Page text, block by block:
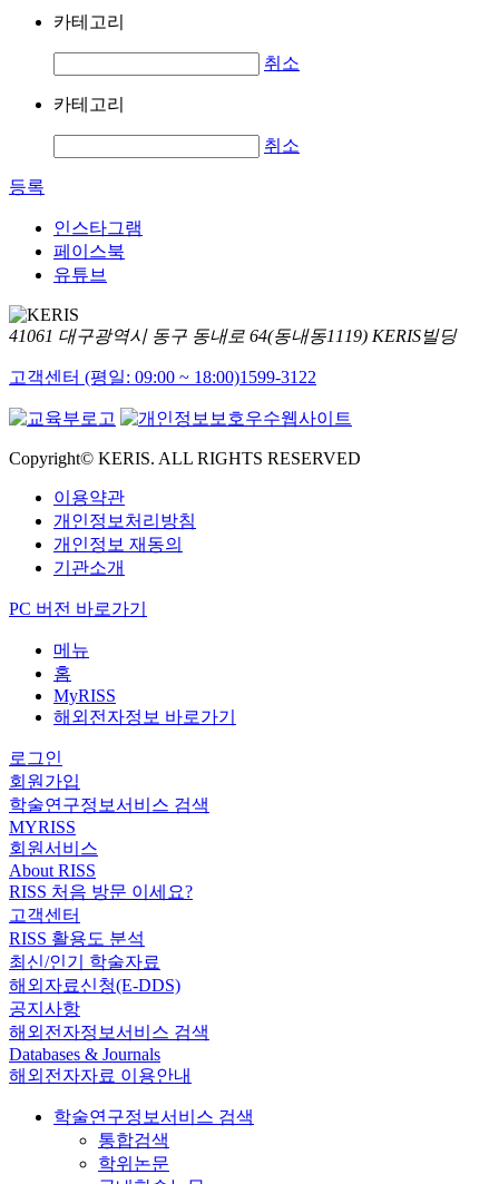
카테고리
취소
카테고리
취소
등록
인스타그램
페이스북
유튜브
41061 대구광역시 동구 동내로 64(동내동1119) KERIS빌딩
고객센터 (평일: 09:00 ~ 18:00)1599-3122
Copyright© KERIS. ALL RIGHTS RESERVED
이용약관
개인정보처리방침
개인정보 재동의
기관소개
PC 버전 바로가기
메뉴
홈
MyRISS
해외전자정보 바로가기
로그인
회원가입
학술연구정보서비스 검색
MYRISS
회원서비스
About RISS
RISS 처음 방문 이세요?
고객센터
RISS 활용도 분석
최신/인기 학술자료
해외자료신청(E-DDS)
공지사항
해외전자정보서비스 검색
Databases & Journals
해외전자자료 이용안내
학술연구정보서비스 검색
통합검색
학위논문